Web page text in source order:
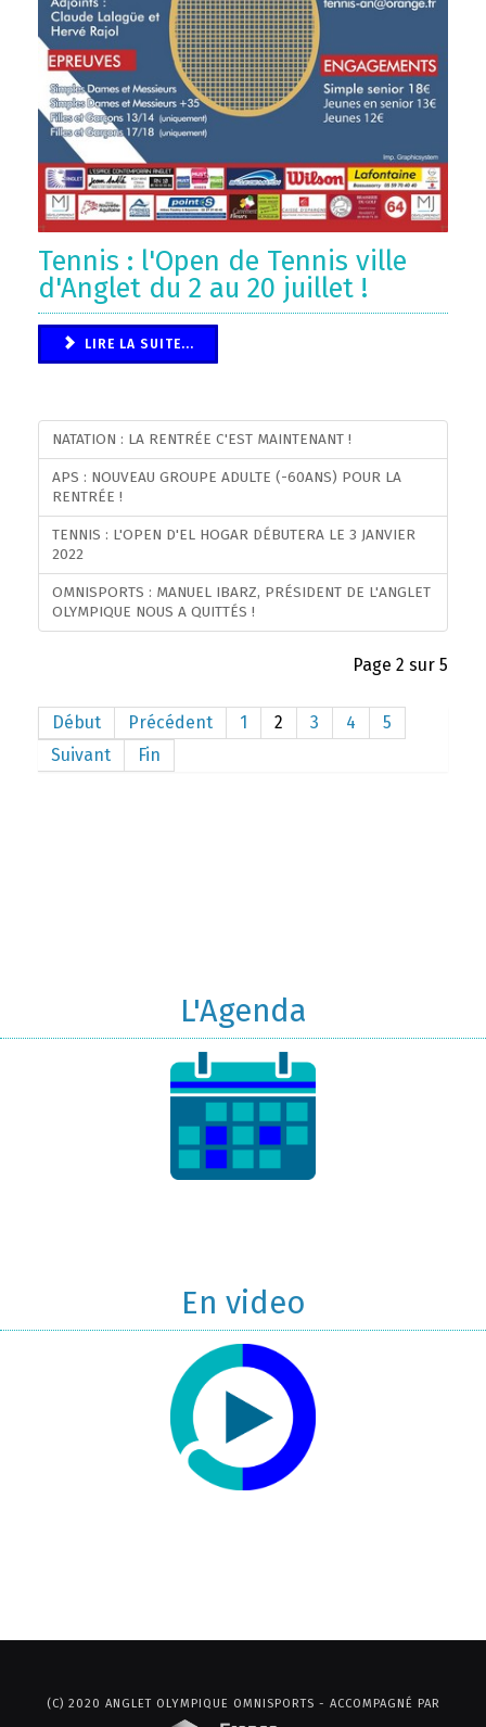
L'Agenda
En video
Tennis : l'Open de Tennis ville
d'Anglet du 2 au 20 juillet !
LIRE LA SUITE...
NATATION : LA RENTRÉE C'EST MAINTENANT !
APS : NOUVEAU GROUPE ADULTE (-60ANS) POUR LA
RENTRÉE !
TENNIS : L'OPEN D'EL HOGAR DÉBUTERA LE 3 JANVIER
2022
OMNISPORTS : MANUEL IBARZ, PRÉSIDENT DE L'ANGLET
OLYMPIQUE NOUS A QUITTÉS !
Page 2 sur 5
Début Précédent 1 2 3 4
5
Suivant
Fin
(C) 2020 ANGLET OLYMPIQUE OMNISPORTS - ACCOMPAGNÉ PAR